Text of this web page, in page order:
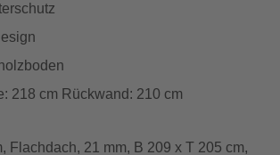
218 cm Rückwand: 210 cm
Flachdach, 21 mm, B 209 x T 205 cm,